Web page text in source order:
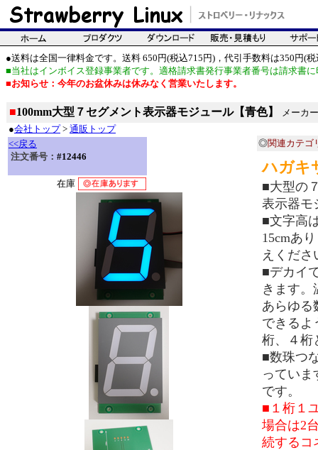
●送料は全国一律料金です。送料 650円(税込715円)，代引手数料は350円(税
■当社はインボイス登録事業者です。適格請求書発行事業者番号は請求書
■お知らせ：今年のお盆休みは休みなく営業いたします。
■100mm大型７セグメント表示器モジュール【青色】
メーカ
●会社トップ> 通販トップ
<<戻る
注文番号： #12446
在庫
◎関連カテゴ
ハガキ
■大型の
表示器モ
■文字高
15cmあ
えくださ
■デカイ
きます。
あらゆる
できるよ
桁、４桁
■数珠つ
っていま
です。
■１桁１
場合は2
続するコ